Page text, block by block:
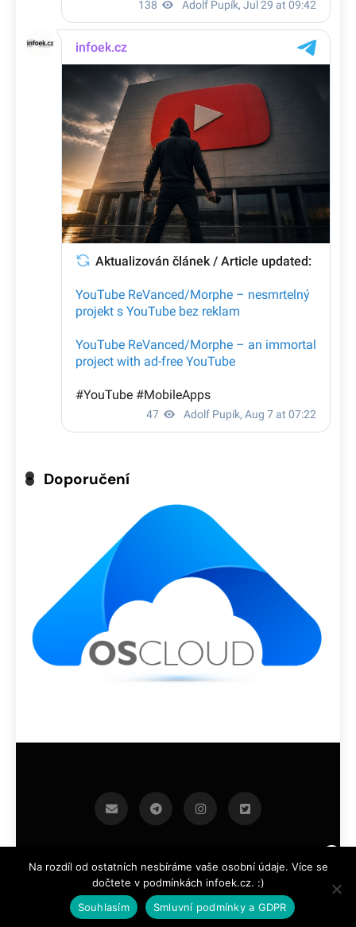
Doporučení
infoek.cz 2026.Developed By BlazeThemes .
Na rozdíl od ostatních nesbíráme vaše osobní údaje. Více se
dočtete v podmínkách infoek.cz. :)
Souhlasím
Smluvní podmínky a GDPR